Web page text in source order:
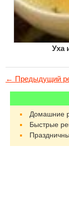
Уха
← Предыдущий
Домашние
Быстрые